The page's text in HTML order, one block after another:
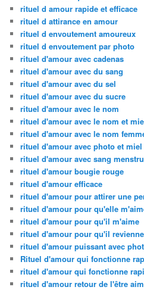
rituel d amour rapide et efficace
rituel d attirance en amour
rituel d envoutement amoureux
rituel d envoutement par photo
rituel d'amour avec cadenas
rituel d'amour avec du sang
rituel d'amour avec du sel
rituel d'amour avec du sucre
rituel d'amour avec le nom
rituel d'amour avec le nom et
rituel d'amour avec le nom
rituel d'amour avec photo et miel
rituel d'amour avec sang
rituel d'amour bougie rouge
rituel d'amour efficace
rituel d'amour pour attirer une
rituel d'amour pour qu'elle
rituel d'amour pour qu'il m'aime
rituel d'amour pour qu'il revienne
rituel d'amour puissant avec
Rituel d'amour qui fonctionne
rituel d'amour qui fonctionne
rituel d'amour retour de l'être